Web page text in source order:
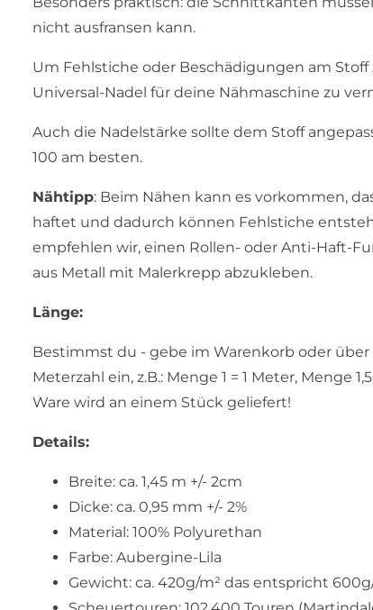
nicht ausfransen kann.
Um Fehlstiche oder Beschädigungen am
Universal-Nadel für deine Nähmaschine zu
Auch die Nadelstärke sollte dem Stoff
100 am besten.
Nähtipp: Beim Nähen kann es vorkommen,
haftet und dadurch können Fehlstiche
empfehlen wir, einen Rollen- oder Anti-Haft-
aus Metall mit Malerkrepp abzukleben.
Länge:
Bestimmst du - gebe im Warenkorb oder
Meterzahl ein, z.B.: Menge 1 = 1 Meter, Menge
Ware wird an einem Stück geliefert!
Details:
Breite: ca. 1,45 m +/- 2cm
Dicke: ca. 0,95 mm +/- 2%
Material: 100% Polyurethan
Farbe: Aubergine-Lila
Gewicht: ca. 420g/m² das entspricht